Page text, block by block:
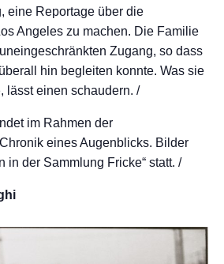
eine Reportage über die
Angeles zu machen. Die Familie
Zugang, so dass
hin begleiten konnte. Was sie
lässt einen schaudern. /
im Rahmen der
eines Augenblicks. Bilder
in der Sammlung Fricke“ statt. /